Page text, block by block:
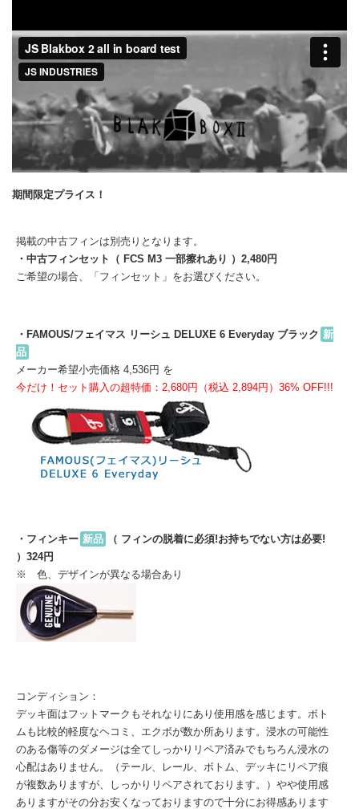
期間限定プライス！
掲載の中古フィンは別売りとなります。
・中古フィンセット（ FCS M3 一部擦れあり ）2,480円
ご希望の場合、「フィンセット」をお選びください。
・FAMOUS/フェイマス リーシュ DELUXE 6 Everyday ブラック 新
品
メーカー希望小売価格 4,536円 を
今だけ！セット購入の超特価：2,680円（税込 2,894円）36% OFF!!!
・フィンキー 新品
（ フィンの脱着に必須!お持ちでない方は必要!
）324円
※ 色、デザインが異なる場合あり
コンディション：
デッキ面はフットマークもそれなりにあり使用感を感じます。ボト
ムも比較的軽度なヘコミ、エクボが数か所あります。浸水の可能性
のある傷等のダメージは全てしっかりリペア済みでもちろん浸水の
心配はありません。（テール、レール、ボトム、デッキにリペア痕
が複数ありますが、しっかりリペアされております。）やや使用感
ありますがその分お安くなっておりますので十分にお得感あります